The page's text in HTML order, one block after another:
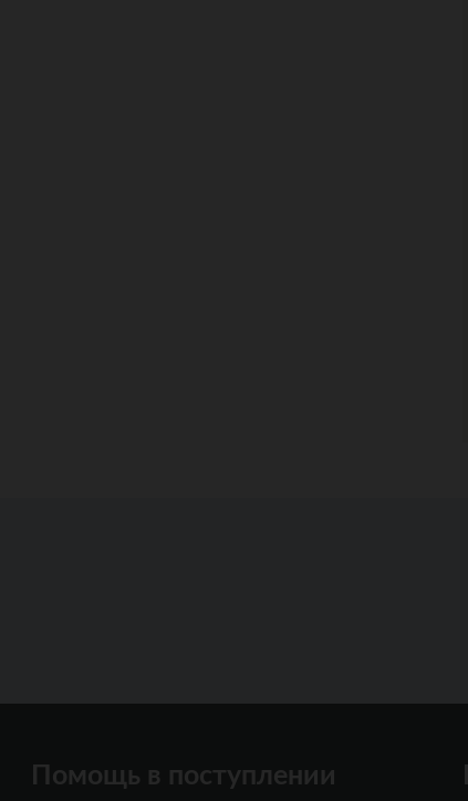
Помощь в поступлении